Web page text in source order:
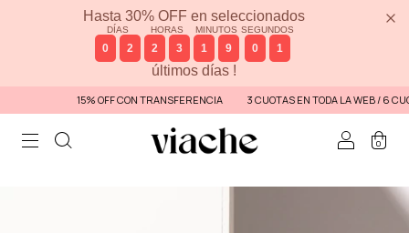
Hasta 30% OFF en seleccionados
DÍAS
0 2
HORAS
2 3
MINUTOS
1 9
SEGUNDOS
0 1
últimos días !
15% OFF CON TRANSFERENCIA 3 CUOTAS EN TODA LA WEB / 6
0